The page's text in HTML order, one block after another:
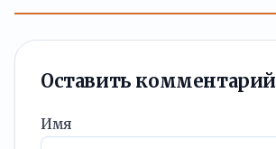
Оставить комментарий
Имя